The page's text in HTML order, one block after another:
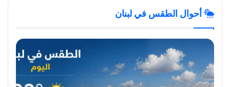
أحوال الطقس في لبنان